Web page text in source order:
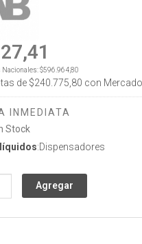
Nacionales:$596.964,80
de $240.775,80 con
INMEDIATA
Stock
:Dispensadores